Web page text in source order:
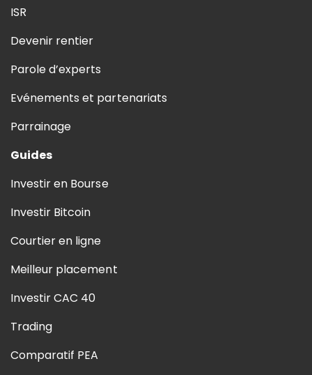
ISR
Devenir rentier
Parole d’experts
Evénements et partenariats
Parrainage
Guides
Investir en Bourse
Investir Bitcoin
Courtier en ligne
Meilleur placement
Investir CAC 40
Trading
Comparatif PEA